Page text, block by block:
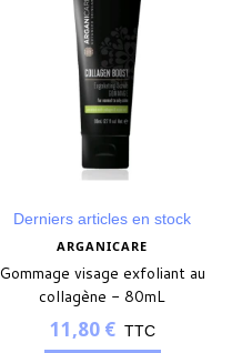
Derniers articles en stock
ARGANICARE
Gommage visage exfoliant au
collagène - 80mL
11,80 € TTC